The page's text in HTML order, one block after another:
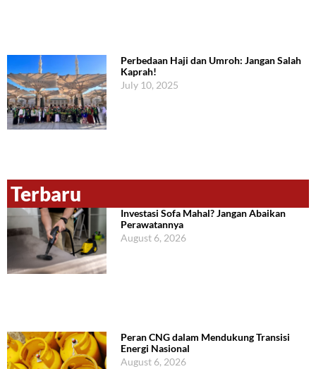
Perbedaan Haji dan Umroh: Jangan Salah
Kaprah!
July 10, 2025
Terbaru
Investasi Sofa Mahal? Jangan Abaikan
Perawatannya
August 6, 2026
Peran CNG dalam Mendukung Transisi
Energi Nasional
August 6, 2026